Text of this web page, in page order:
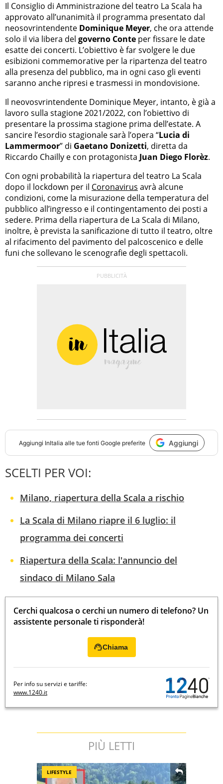
Il Consiglio di Amministrazione del teatro La Scala ha
approvato all’unanimità il programma presentato dal
neosovrintendente Dominique Meyer, che ora attende
solo il via libera del governo Conte per fissare le date
esatte dei concerti. L’obiettivo è far svolgere le due
esibizioni commemorative per la ripartenza del teatro
alla presenza del pubblico, ma in ogni caso gli eventi
saranno anche ripresi e trasmessi in mondovisione.
Il neovosvrintendente Dominique Meyer, intanto, è già a
lavoro sulla stagione 2021/2022, con l’obiettivo di
presentare la prossima stagione prima dell’estate. A
sancire l’esordio stagionale sarà l’opera “Lucia di
Lammermoor” di Gaetano Donizetti, diretta da
Riccardo Chailly e con protagonista Juan Diego Florèz.
Con ogni probabilità la riapertura del teatro La Scala
dopo il lockdown per il Coronavirus avrà alcune
condizioni, come la misurazione della temperatura del
pubblico all’ingresso e il contingentamento dei posti a
sedere. Prima della riapertura de La Scala di Milano,
inoltre, è prevista la sanificazione di tutto il teatro, oltre
al rifacimento del pavimento del palcoscenico e delle
funi che sollevano le scenografie degli spettacoli.
Aggiungi InItalia alle tue fonti Google preferite Aggiungi
SCELTI PER VOI:
Milano, riapertura della Scala a rischio
La Scala di Milano riapre il 6 luglio: il
programma dei concerti
Riapertura della Scala: l'annuncio del
sindaco di Milano Sala
Cerchi qualcosa o cerchi un numero di telefono? Un
assistente personale ti risponderà!
Chiama
Per info su servizi e tariffe:
www.1240.it
PIÙ LETTI
LIFESTYLE